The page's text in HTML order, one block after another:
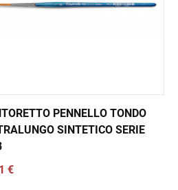
PENNELLO TONDO
SINTETICO SERIE
€